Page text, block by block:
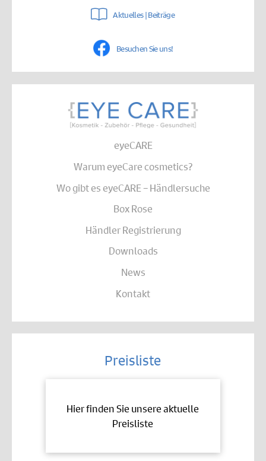
Aktuelles | Beiträge
Besuchen Sie uns!
eyeCARE
Warum eyeCare cosmetics?
Wo gibt es eyeCARE – Händlersuche
Box Rose
Händler Registrierung
Downloads
News
Kontakt
Preisliste
Hier finden Sie unsere aktuelle
Preisliste